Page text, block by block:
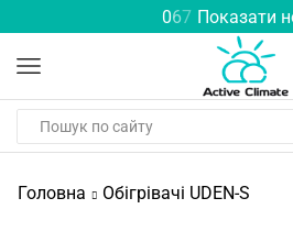
067 Показати
Головна Обігрівачі UDEN-S